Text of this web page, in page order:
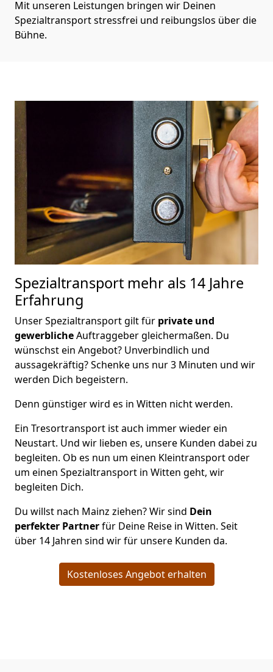
Mit unseren Leistungen bringen wir Deinen
Spezialtransport stressfrei und reibungslos über die
Bühne.
Spezialtransport mehr als 14 Jahre
Erfahrung
Unser Spezialtransport gilt für private und
gewerblicheAuftraggeber gleichermaßen. Du
wünschst ein Angebot? Unverbindlich und
aussagekräftig? Schenke uns nur 3 Minuten und wir
werden Dich begeistern.
Denn günstiger wird es in Witten nicht werden.
Ein Tresortransport ist auch immer wieder ein
Neustart. Und wir lieben es, unsere Kunden dabei zu
begleiten. Ob es nun um einen Kleintransport oder
um einen Spezialtransport in Witten geht, wir
begleiten Dich.
Du willst nach Mainz ziehen? Wir sind Dein
perfekter Partnerfür Deine Reise in Witten. Seit
über 14 Jahren sind wir für unsere Kunden da.
Kostenloses Angebot erhalten